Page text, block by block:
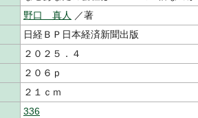
野口 真人
／著
日経ＢＰ日本経済新聞出版
２０２５．４
２０６ｐ
２１ｃｍ
336